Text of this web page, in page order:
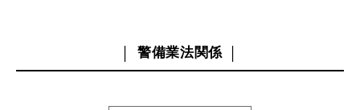
警備業法関係